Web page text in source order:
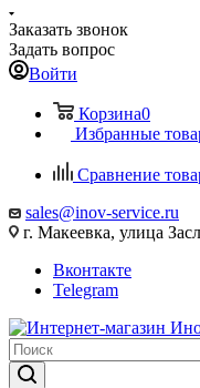
Заказать звонок
Задать вопрос
Войти
Корзина0
Избранные
Сравнение
sales@inov-service.ru
г. Макеевка, улица
Вконтакте
Telegram